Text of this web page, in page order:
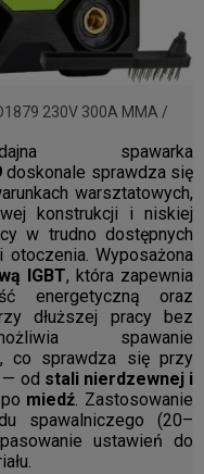
230V 300A MMA /
spawarka
doskonale sprawdza się
warsztatowych,
konstrukcji i niskiej
w trudno dostępnych
Wyposażona
IGBT, która zapewnia
energetyczną oraz
dłuższej pracy bez
spawanie
co sprawdza się przy
— od stali nierdzewnej i
miedź. Zastosowanie
spawalniczego (20–
ustawień do